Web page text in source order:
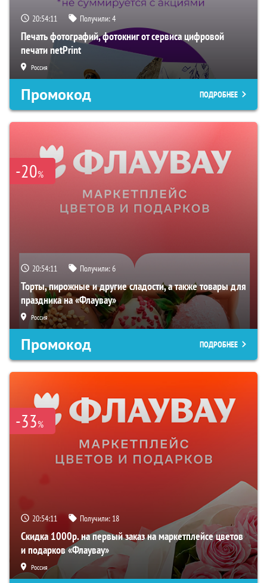
20:54:10 Получили:4
Печать фотографий, фотокниг от сервиса цифровой
печати netPrint
Россия
Промокод ПОДРОБНЕЕ
-20%
20:54:10 Получили:6
Торты, пирожные и другие сладости, а также товары для
праздника на «Флаувау»
Россия
Промокод ПОДРОБНЕЕ
-33%
20:54:10 Получили: 18
Скидка 1000р. на первый заказ на маркетплейсе цветов
и подарков «Флаувау»
Россия